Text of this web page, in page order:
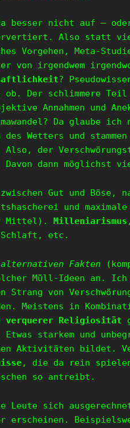
besser nicht auf –
Also statt
Vorgehen, Meta-
von irgendwem
?
Der schlimmere
Annahmen und
Da glaube
Wetters und stammen
Also, der
Davon dann möglichst
Gut und Böse,
und maximale
Mittel). Milleniarismus
Schlaft, etc.
alternativen Fakten
Müll-Ideen an. Ich
von
Meistens in
verquerer Religiosität
starkem und
Aktivitäten bildet.
, die da rein
so antreibt.
sich